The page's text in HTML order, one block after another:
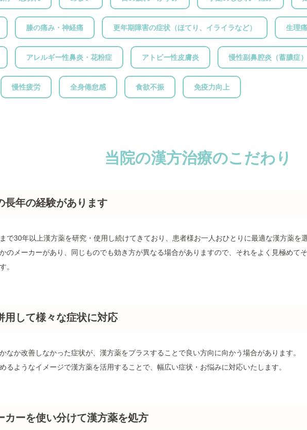
膝の痛み・神経痛 更年期障害の症状（ほてり、イライラなど） 生理
アレルギー性鼻炎・花粉症 アトピー性皮膚炎 慢性副鼻腔炎（蓄膿症）
慢性疲労 全身倦怠感 食欲不振 免疫力向上
当院の漢方治療のこだわり
長年の経験があります
で30年以上漢方薬を研究・使用し続けてきており、患者様お一人おひとりに最適な漢方薬を
のメーカーがあり、同じものでも効き方が異なる場合がありますので、それをよく見極めて
。
用して様々な症状に対応
なか改善しなかった症状が、漢方薬をプラスすることで良い方向に向かう場合があります。
るようなイメージで漢方薬を活用することで、幅広い症状・お悩みに対応いたします。
カーを使い分けて漢方薬を処方